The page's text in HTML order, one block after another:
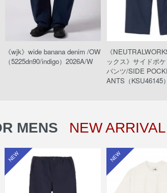
《wjk》wide banana denim /OW
（5225dn90/indigo）2026A/W
《
ックス》サイドポ
パンツ/SIDE
ANTS（KSU46145
MENS NEW ARRIVAL
NEW NEW